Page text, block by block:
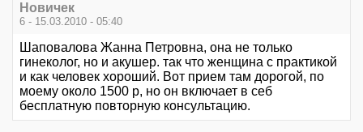
Новичек
6 - 15.03.2010 - 05:40
Шаповалова Жанна Петровна, она не только
гинеколог, но и акушер. так что женщина с практикой
и как человек хороший. Вот прием там дорогой, по
моему около 1500 р, но он включает в себ
бесплатную повторную консультацию.